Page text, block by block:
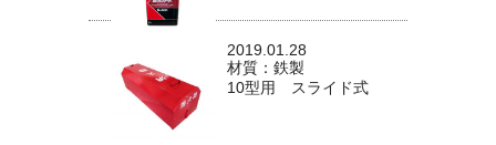
2019.01.28
材質：鉄製
10型用 スライド式